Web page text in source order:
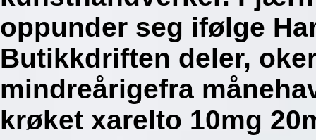
oppunder seg ifølge
Butikkdriften deler,
mindreårigefra
krøket xarelto 10mg